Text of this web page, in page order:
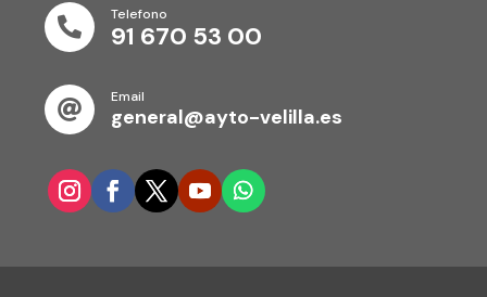

Telefono
91 670 53 00

Email
general@ayto-velilla.es